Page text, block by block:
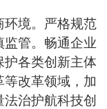
环境。严格规范
管。畅通企业
各类创新主体
改革领域，加
治护航科技创